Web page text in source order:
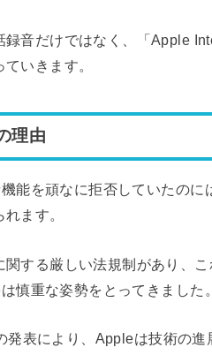
録音だけではなく、「Apple
いきます。
理由
能を頑なに拒否していたのに
ます。
する厳しい法規制があり、
慎重な姿勢をとってきました。
発表により、Appleは技術の